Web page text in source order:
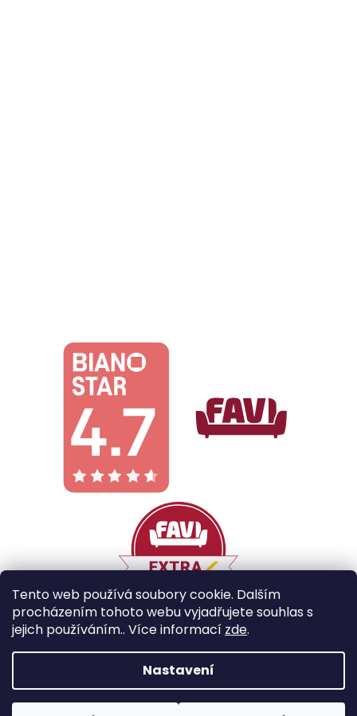
Tento web používá soubory cookie. Dalším
procházením tohoto webu vyjadřujete souhlas s
jejich používáním.. Více informací zde.
Nastavení
Copyright 2026Galobe. Všechna práva vyhrazena.